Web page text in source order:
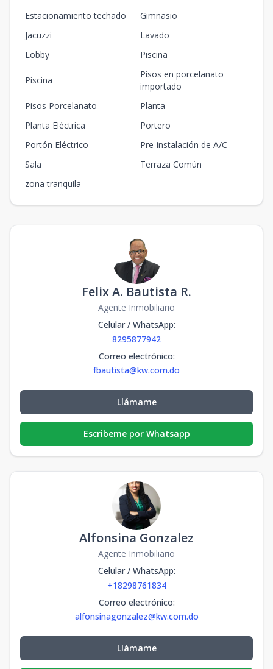
Estacionamiento techado
Gimnasio
Jacuzzi
Lavado
Lobby
Piscina
Piscina
Pisos en porcelanato
importado
Pisos Porcelanato
Planta
Planta Eléctrica
Portero
Portón Eléctrico
Pre-instalación de A/C
Sala
Terraza Común
zona tranquila
Felix A. Bautista R.
Agente Inmobiliario
Celular / WhatsApp:
8295877942
Correo electrónico:
fbautista@kw.com.do
Llámame
Escribeme por Whatsapp
Alfonsina Gonzalez
Agente Inmobiliario
Celular / WhatsApp:
+18298761834
Correo electrónico:
alfonsinagonzalez@kw.com.do
Llámame